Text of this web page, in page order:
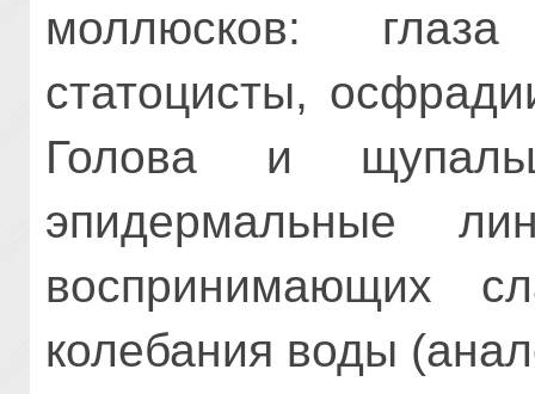
моллюсков:
статоцисты,
Голова и
эпидермальные
воспринимающих
колебания воды